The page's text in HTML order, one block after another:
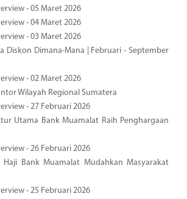
- 05 Maret 2026
- 04 Maret 2026
- 03 Maret 2026
Diskon Dimana-Mana | Februari - September
- 02 Maret 2026
Wilayah Regional Sumatera
- 27 Februari 2026
Utama Bank Muamalat Raih Penghargaan
- 26 Februari 2026
Haji Bank Muamalat Mudahkan Masyarakat
- 25 Februari 2026